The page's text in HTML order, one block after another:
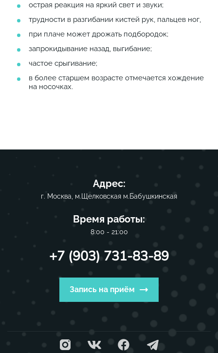
острая реакция на яркий свет и звуки;
трудности в разгибании кистей рук, пальцев ног,
при плаче может дрожать подбородок;
запрокидывание назад, выгибание;
частое срыгивание;
в более старшем возрасте отмечается хождение
на носочках.
Адрес:
г. Москва, м.Щелковская м.Бабушкинская
Время работы:
8:00 - 21:00
+7 (903) 731-83-89
Запись на приём